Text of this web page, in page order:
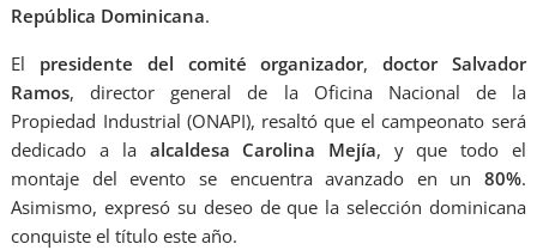
República Dominicana.
El presidente del comité organizador, doctor Salvador
Ramos, director general de la Oficina Nacional de la
Propiedad Industrial (ONAPI), resaltó que el campeonato será
dedicado a la alcaldesa Carolina Mejía, y que todo el
montaje del evento se encuentra avanzado en un 80%.
Asimismo, expresó su deseo de que la selección dominicana
conquiste el título este año.